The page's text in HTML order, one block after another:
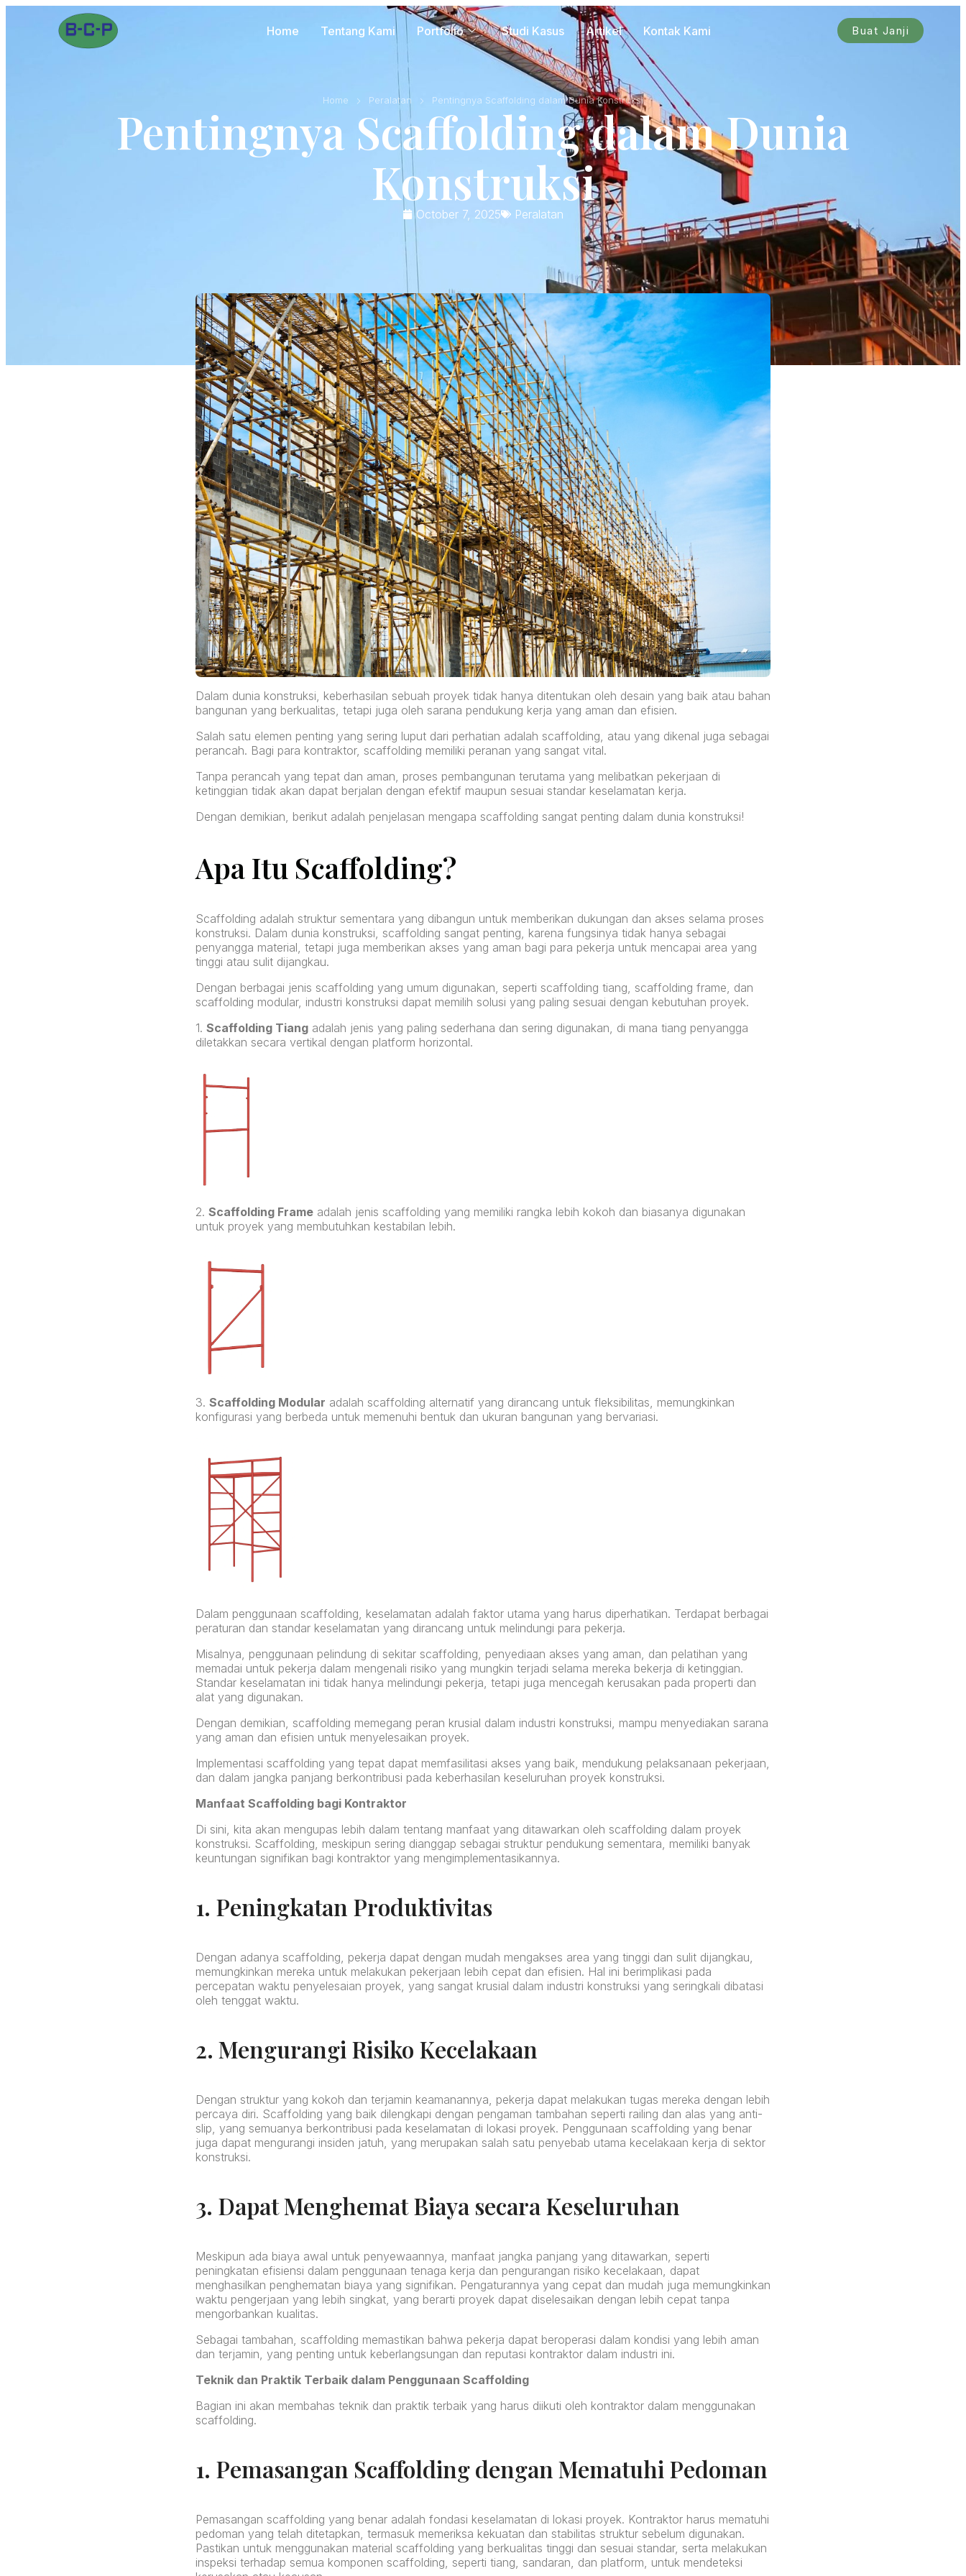
Home Tentang Kami Portfolio Studi Kasus Artikel Kontak Kami Buat Janji
Home Peralatan Pentingnya Scaffolding dalam Dunia Konstruksi
Pentingnya Scaffolding dalam Dunia
Konstruksi
October 7, 2025 Peralatan
Dalam dunia konstruksi, keberhasilan sebuah proyek tidak hanya ditentukan oleh desain yang baik atau bahan
bangunan yang berkualitas, tetapi juga oleh sarana pendukung kerja yang aman dan efisien.
Salah satu elemen penting yang sering luput dari perhatian adalah scaffolding, atau yang dikenal juga sebagai
perancah. Bagi para kontraktor, scaffolding memiliki peranan yang sangat vital.
Tanpa perancah yang tepat dan aman, proses pembangunan terutama yang melibatkan pekerjaan di
ketinggian tidak akan dapat berjalan dengan efektif maupun sesuai standar keselamatan kerja.
Dengan demikian, berikut adalah penjelasan mengapa scaffolding sangat penting dalam dunia konstruksi!
Apa Itu Scaffolding?
Scaffolding adalah struktur sementara yang dibangun untuk memberikan dukungan dan akses selama proses
konstruksi. Dalam dunia konstruksi, scaffolding sangat penting, karena fungsinya tidak hanya sebagai
penyangga material, tetapi juga memberikan akses yang aman bagi para pekerja untuk mencapai area yang
tinggi atau sulit dijangkau.
Dengan berbagai jenis scaffolding yang umum digunakan, seperti scaffolding tiang, scaffolding frame, dan
scaffolding modular, industri konstruksi dapat memilih solusi yang paling sesuai dengan kebutuhan proyek.
1. Scaffolding Tiang adalah jenis yang paling sederhana dan sering digunakan, di mana tiang penyangga
diletakkan secara vertikal dengan platform horizontal.
2. Scaffolding Frame adalah jenis scaffolding yang memiliki rangka lebih kokoh dan biasanya digunakan
untuk proyek yang membutuhkan kestabilan lebih.
3. Scaffolding Modular adalah scaffolding alternatif yang dirancang untuk fleksibilitas, memungkinkan
konfigurasi yang berbeda untuk memenuhi bentuk dan ukuran bangunan yang bervariasi.
Dalam penggunaan scaffolding, keselamatan adalah faktor utama yang harus diperhatikan. Terdapat berbagai
peraturan dan standar keselamatan yang dirancang untuk melindungi para pekerja.
Misalnya, penggunaan pelindung di sekitar scaffolding, penyediaan akses yang aman, dan pelatihan yang
memadai untuk pekerja dalam mengenali risiko yang mungkin terjadi selama mereka bekerja di ketinggian.
Standar keselamatan ini tidak hanya melindungi pekerja, tetapi juga mencegah kerusakan pada properti dan
alat yang digunakan.
Dengan demikian, scaffolding memegang peran krusial dalam industri konstruksi, mampu menyediakan sarana
yang aman dan efisien untuk menyelesaikan proyek.
Implementasi scaffolding yang tepat dapat memfasilitasi akses yang baik, mendukung pelaksanaan pekerjaan,
dan dalam jangka panjang berkontribusi pada keberhasilan keseluruhan proyek konstruksi.
Manfaat Scaffolding bagi Kontraktor
Di sini, kita akan mengupas lebih dalam tentang manfaat yang ditawarkan oleh scaffolding dalam proyek
konstruksi. Scaffolding, meskipun sering dianggap sebagai struktur pendukung sementara, memiliki banyak
keuntungan signifikan bagi kontraktor yang mengimplementasikannya.
1. Peningkatan Produktivitas
Dengan adanya scaffolding, pekerja dapat dengan mudah mengakses area yang tinggi dan sulit dijangkau,
memungkinkan mereka untuk melakukan pekerjaan lebih cepat dan efisien. Hal ini berimplikasi pada
percepatan waktu penyelesaian proyek, yang sangat krusial dalam industri konstruksi yang seringkali dibatasi
oleh tenggat waktu.
2. Mengurangi Risiko Kecelakaan
Dengan struktur yang kokoh dan terjamin keamanannya, pekerja dapat melakukan tugas mereka dengan lebih
percaya diri. Scaffolding yang baik dilengkapi dengan pengaman tambahan seperti railing dan alas yang anti-
slip, yang semuanya berkontribusi pada keselamatan di lokasi proyek. Penggunaan scaffolding yang benar
juga dapat mengurangi insiden jatuh, yang merupakan salah satu penyebab utama kecelakaan kerja di sektor
konstruksi.
3. Dapat Menghemat Biaya secara Keseluruhan
Meskipun ada biaya awal untuk penyewaannya, manfaat jangka panjang yang ditawarkan, seperti
peningkatan efisiensi dalam penggunaan tenaga kerja dan pengurangan risiko kecelakaan, dapat
menghasilkan penghematan biaya yang signifikan. Pengaturannya yang cepat dan mudah juga memungkinkan
waktu pengerjaan yang lebih singkat, yang berarti proyek dapat diselesaikan dengan lebih cepat tanpa
mengorbankan kualitas.
Sebagai tambahan, scaffolding memastikan bahwa pekerja dapat beroperasi dalam kondisi yang lebih aman
dan terjamin, yang penting untuk keberlangsungan dan reputasi kontraktor dalam industri ini.
Teknik dan Praktik Terbaik dalam Penggunaan Scaffolding
Bagian ini akan membahas teknik dan praktik terbaik yang harus diikuti oleh kontraktor dalam menggunakan
scaffolding.
1. Pemasangan Scaffolding dengan Mematuhi Pedoman
Pemasangan scaffolding yang benar adalah fondasi keselamatan di lokasi proyek. Kontraktor harus mematuhi
pedoman yang telah ditetapkan, termasuk memeriksa kekuatan dan stabilitas struktur sebelum digunakan.
Pastikan untuk menggunakan material scaffolding yang berkualitas tinggi dan sesuai standar, serta melakukan
inspeksi terhadap semua komponen scaffolding, seperti tiang, sandaran, dan platform, untuk mendeteksi